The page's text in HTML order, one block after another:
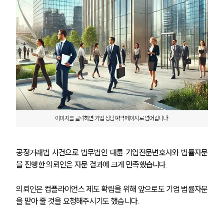
그룹소개
대륜의 강점
오시는 길
글로벌 파트너 로펌
이미지를 클릭하면 기업 상담예약 페이지로 넘어갑니다.
공정거래법 사건으로 법무법인 대륜 기업전문변호사와 법률자문
을 진행한 의뢰인은 자문 결과에 크게 만족했습니다.
의뢰인은 컴플라이언스 제도 확립을 위해 앞으로도 기업 법률자문
을 맡아 줄 것을 요청해주시기도 했습니다.